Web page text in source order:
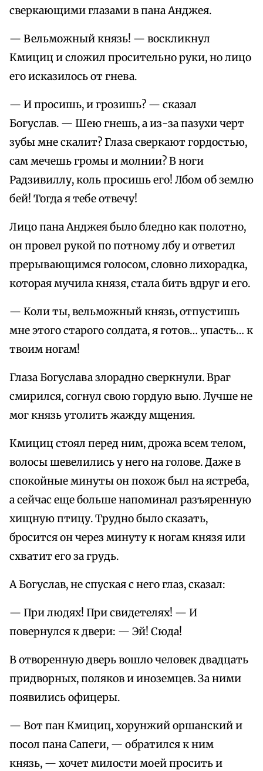
сверкающими глазами в пана Анджея.
— Вельможный князь! — воскликнул
Кмициц и сложил просительно руки, но лицо
его исказилось от гнева.
— И просишь, и грозишь? — сказал
Богуслав. — Шею гнешь, а из-за пазухи черт
зубы мне скалит? Глаза сверкают гордостью,
сам мечешь громы и молнии? В ноги
Радзивиллу, коль просишь его! Лбом об землю
бей! Тогда я тебе отвечу!
Лицо пана Анджея было бледно как полотно,
он провел рукой по потному лбу и ответил
прерывающимся голосом, словно лихорадка,
которая мучила князя, стала бить вдруг и его.
— Коли ты, вельможный князь, отпустишь
мне этого старого солдата, я готов… упасть… к
твоим ногам!
Глаза Богуслава злорадно сверкнули. Враг
смирился, согнул свою гордую выю. Лучше не
мог князь утолить жажду мщения.
Кмициц стоял перед ним, дрожа всем телом,
волосы шевелились у него на голове. Даже в
спокойные минуты он похож был на ястреба,
а сейчас еще больше напоминал разъяренную
хищную птицу. Трудно было сказать,
бросится он через минуту к ногам князя или
схватит его за грудь.
А Богуслав, не спуская с него глаз, сказал:
— При людях! При свидетелях! — И
повернулся к двери: — Эй! Сюда!
В отворенную дверь вошло человек двадцать
придворных, поляков и иноземцев. За ними
появились офицеры.
— Вот пан Кмициц, хорунжий оршанский и
посол пана Сапеги, — обратился к ним
князь, — хочет милости моей просить и